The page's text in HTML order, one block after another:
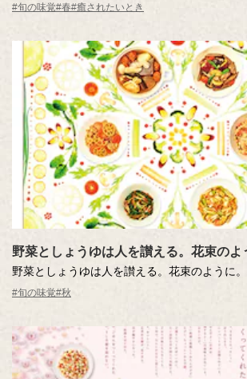
#旬の味覚#春#癒されたいとき
野菜としょうゆは人を讃える。花束のよ
野菜としょうゆは人を讃える。花束のように。
#旬の味覚#秋